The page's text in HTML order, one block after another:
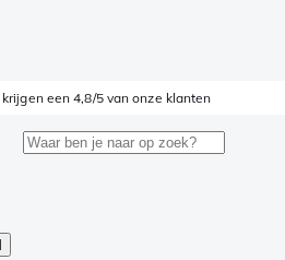
een 4,8/5 van onze klanten